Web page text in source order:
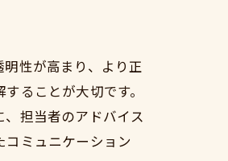
性が高まり、より正
ることが大切です。
担当者のアドバイス
ミュニケーション